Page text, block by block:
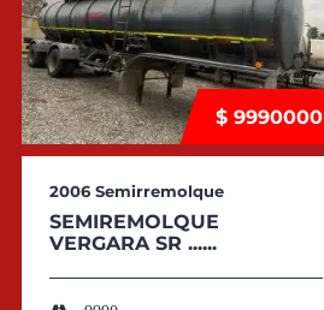
$ 9990000
2006 Semirremolque
SEMIREMOLQUE
VERGARA SR ......